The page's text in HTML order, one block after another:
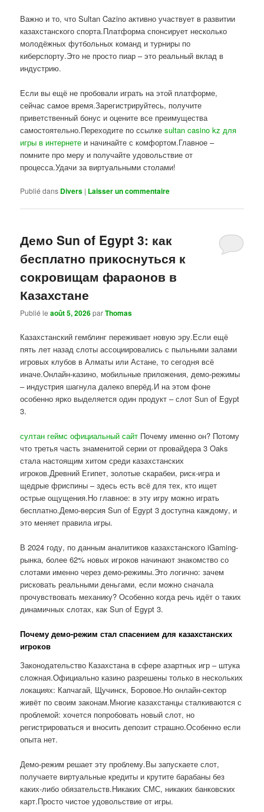
Важно и то, что Sultan Cazino активно участвует в развитии
казахстанского спорта.Платформа спонсирует несколько
молодёжных футбольных команд и турниры по
киберспорту.Это не просто пиар – это реальный вклад в
индустрию.
Если вы ещё не пробовали играть на этой платформе,
сейчас самое время.Зарегистрируйтесь, получите
приветственный бонус и оцените все преимущества
самостоятельно.Переходите по ссылкеsultan casino kz для
игры в интернете и начинайте с комфортом.Главное –
помните про меру и получайте удовольствие от
процесса.Удачи за виртуальными столами!
Publié dans Divers | Laisser un commentaire
Демо Sun of Egypt 3: как
бесплатно прикоснуться к
сокровищам фараонов в
Казахстане
Publié leaoût 5, 2026parThomas
Казахстанский гемблинг переживает новую эру.Если ещё
пять лет назад слоты ассоциировались с пыльными залами
игровых клубов в Алматы или Астане, то сегодня всё
иначе.Онлайн-казино, мобильные приложения, демо-режимы
– индустрия шагнула далеко вперёд.И на этом фоне
особенно ярко выделяется один продукт – слот Sun of Egypt
3.
султан геймс официальный сайт Почему именно он? Потому
что третья часть знаменитой серии от провайдера 3 Oaks
стала настоящим хитом среди казахстанских
игроков.Древний Египет, золотые скарабеи, риск-игра и
щедрые фриспины – здесь есть всё для тех, кто ищет
острые ощущения.Но главное: в эту игру можно играть
бесплатно.Демо-версия Sun of Egypt 3 доступна каждому, и
это меняет правила игры.
В 2024 году, по данным аналитиков казахстанского iGaming-
рынка, более 62% новых игроков начинают знакомство со
слотами именно через демо-режимы.Это логично: зачем
рисковать реальными деньгами, если можно сначала
прочувствовать механику? Особенно когда речь идёт о таких
динамичных слотах, как Sun of Egypt 3.
Почему демо-режим стал спасением для казахстанских
игроков
Законодательство Казахстана в сфере азартных игр – штука
сложная.Официально казино разрешены только в нескольких
локациях: Капчагай, Щучинск, Боровое.Но онлайн-сектор
живёт по своим законам.Многие казахстанцы сталкиваются с
проблемой: хочется попробовать новый слот, но
регистрироваться и вносить депозит страшно.Особенно если
опыта нет.
Демо-режим решает эту проблему.Вы запускаете слот,
получаете виртуальные кредиты и крутите барабаны без
каких-либо обязательств.Никаких СМС, никаких банковских
карт.Просто чистое удовольствие от игры.